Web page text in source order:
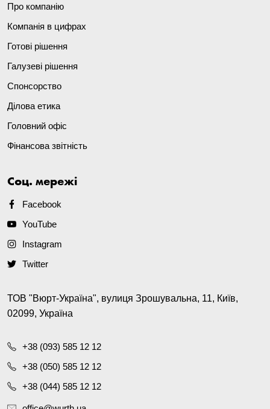
Про компанію
Компанія в цифрах
Готові рішення
Галузеві рішення
Спонсорство
Ділова етика
Головний офіс
Фінансова звітність
Соц. мережі
Facebook
YouTube
Instagram
Twitter
ТОВ "Вюрт-Україна", вулиця Зрошувальна, 11, Київ,
02099, Україна
+38 (093) 585 12 12
+38 (050) 585 12 12
+38 (044) 585 12 12